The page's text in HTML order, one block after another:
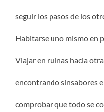
seguir los pasos de los
Habitarse uno mismo en
Viajar en ruinas hacia
encontrando sinsabores
comprobar que todo se